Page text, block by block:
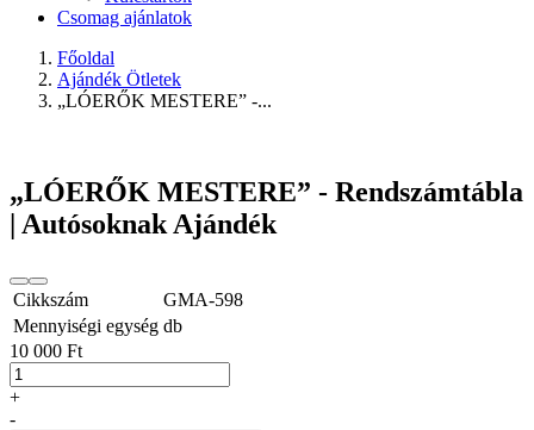
Csomag ajánlatok
Főoldal
Ajándék Ötletek
„LÓERŐK MESTERE” -...
„LÓERŐK MESTERE” - Rendszámtábla
| Autósoknak Ajándék
Cikkszám
GMA-598
Mennyiségi egység db
10 000 Ft
+
-